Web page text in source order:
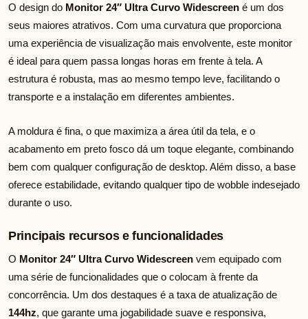
O design do Monitor 24″ Ultra Curvo Widescreen é um dos
seus maiores atrativos. Com uma curvatura que proporciona
uma experiência de visualização mais envolvente, este monitor
é ideal para quem passa longas horas em frente à tela. A
estrutura é robusta, mas ao mesmo tempo leve, facilitando o
transporte e a instalação em diferentes ambientes.
A moldura é fina, o que maximiza a área útil da tela, e o
acabamento em preto fosco dá um toque elegante, combinando
bem com qualquer configuração de desktop. Além disso, a base
oferece estabilidade, evitando qualquer tipo de wobble indesejado
durante o uso.
Principais recursos e funcionalidades
O Monitor 24″ Ultra Curvo Widescreen vem equipado com
uma série de funcionalidades que o colocam à frente da
concorrência. Um dos destaques é a taxa de atualização de
144hz, que garante uma jogabilidade suave e responsiva,